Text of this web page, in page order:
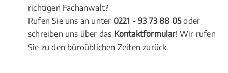
richtigen Fachanwalt?
Rufen Sie uns an unter 0221 - 93 73 88 05oder
schreiben uns über das Kontaktformular! Wir rufen
Sie zu den büroüblichen Zeiten zurück.